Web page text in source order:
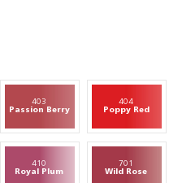
403
Passion Berry
404
Poppy Red
410
Royal Plum
701
Wild Rose